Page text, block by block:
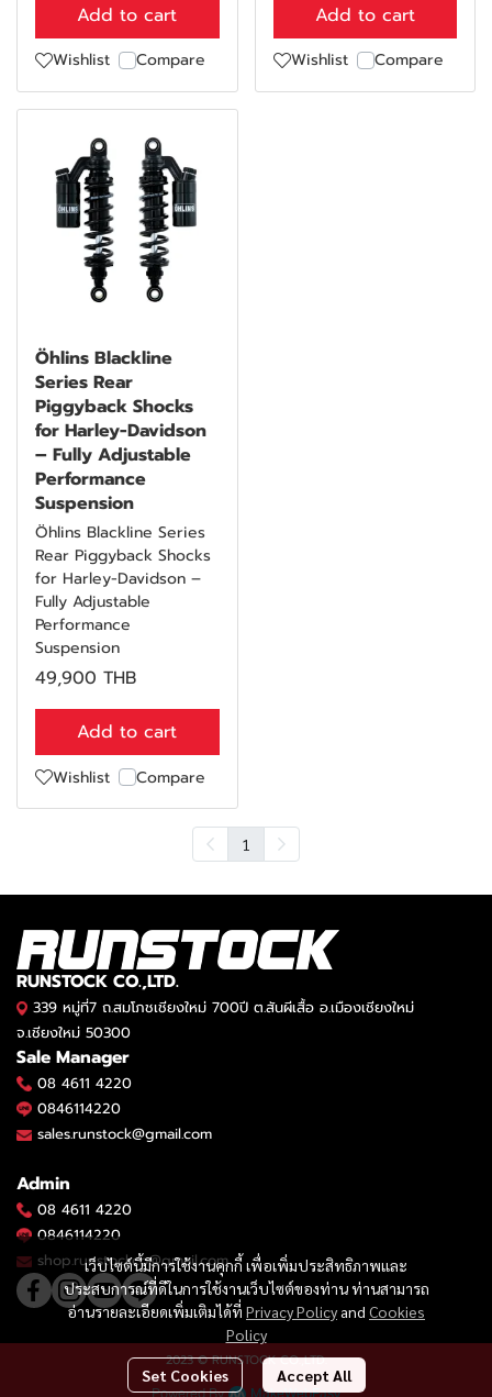
Add to cart
Wishlist Compare
Add to cart
Wishlist Compare
Öhlins Blackline
Series Rear
Piggyback Shocks
for Harley-Davidson
– Fully Adjustable
Performance
Suspension
Öhlins Blackline Series
Rear Piggyback Shocks
for Harley-Davidson –
Fully Adjustable
Performance
Suspension
49,900 THB
Add to cart
Wishlist Compare
1
เว็บไซต์นี้มีการใช้งานคุกกี้ เพื่อเพิ่มประสิทธิภาพและ
ประสบการณ์ที่ดีในการใช้งานเว็บไซต์ของท่าน ท่านสามารถ
อ่านรายละเอียดเพิ่มเติมได้ที่ Privacy Policy and Cookies
Policy
Set Cookies Accept All
RUNSTOCK CO.,LTD.
339 หมู่ที่7 ถ.สมโภชเชียงใหม่ 700ปี ต.สันผีเสื้อ อ.เมืองเชียงใหม่
จ.เชียงใหม่ 50300
Sale Manager
08 4611 4220
0846114220
sales.runstock@gmail.com
Admin
08 4611 4220
0846114220
shop.runstockco@gmail.com
2023 © RUNSTOCK CO.,LTD.